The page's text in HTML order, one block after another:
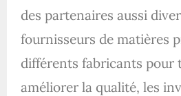
des partenaires aussi
fournisseurs de matières
différents fabricants pour
améliorer la qualité, les